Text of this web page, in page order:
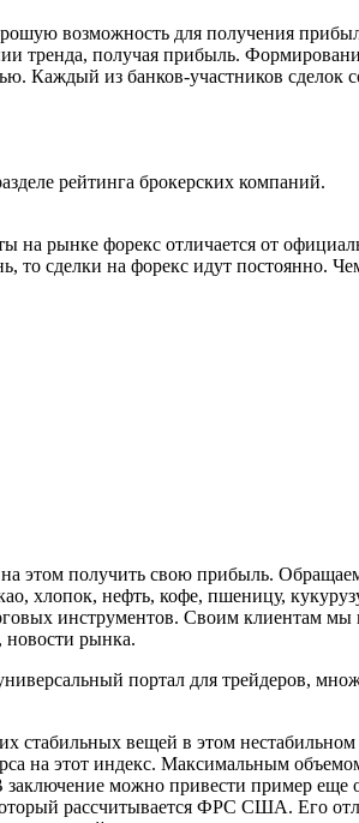
возможность для получения
тренда, получая прибыль.
Каждый из банков-участников сделок
рейтинга брокерских компаний.
на рынке форекс отличается от
сделки на форекс идут постоянно.
этом получить свою прибыль.
хлопок, нефть, кофе, пшеницу,
инструментов. Своим клиентам мы
рынка.
портал для трейдеров,
стабильных вещей в этом
на этот индекс. Максимальным
можно привести пример еще
рассчитывается ФРС США. Его